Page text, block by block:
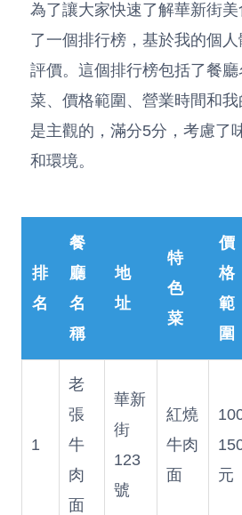
為了讓大家快速了解華新街
了一個排行榜，基於我的個
評價。這個排行榜包括了餐
菜、價格範圍、營業時間和
是主觀的，滿分5分，考慮了
和環境。
排
名
餐
廳
名
稱
地
址
特
色
菜
價
格
範
圍
1
老
張
牛
肉
面
華新
街
123
號
紅燒
牛肉
面
元